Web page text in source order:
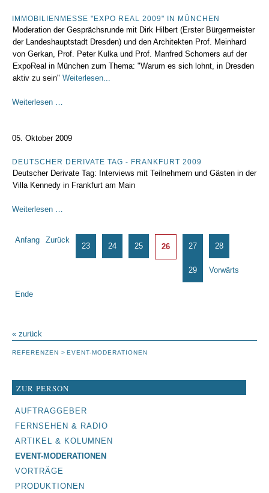
IMMOBILIENMESSE "EXPO REAL 2009" IN MÜNCHEN
Moderation der Gesprächsrunde mit Dirk Hilbert (Erster Bürgermeister
der Landeshauptstadt Dresden) und den Architekten Prof. Meinhard
von Gerkan, Prof. Peter Kulka und Prof. Manfred Schomers auf der
ExpoReal in München zum Thema: "Warum es sich lohnt, in Dresden
aktiv zu sein" Weiterlesen...
Weiterlesen …
2009"
München
05. Oktober 2009
DEUTSCHER DERIVATE TAG - FRANKFURT 2009
Deutscher Derivate Tag: Interviews mit Teilnehmern und Gästen in der
Villa Kennedy in Frankfurt am Main
Weiterlesen …
-
Frankfurt
Seite 26 von 33
Anfang Zurück
23 24 25 26 27 28
29 Vorwärts
Ende
« zurück
REFERENZEN EVENT-MODERATIONEN
ZUR PERSON
NAVIGATION
ÜBERSPRINGEN
AUFTRAGGEBER
FERNSEHEN & RADIO
ARTIKEL & KOLUMNEN
EVENT-MODERATIONEN
VORTRÄGE
PRODUKTIONEN